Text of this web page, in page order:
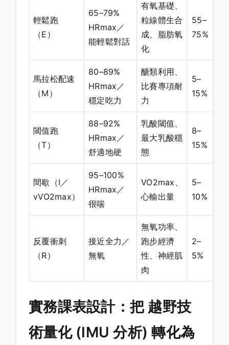
輕鬆跑
（E）
65–79%
HRmax／
能輕鬆對話
有氧基礎、
粒線體生合
成、脂肪氧
化
55–
75%
馬拉松配速
（M）
80–89%
HRmax／
穩定吃力
醣類利用、
比賽專項耐
力
5–
15%
閾值跑
（T）
88–92%
HRmax／
舒適地硬
乳酸閾值、
最大乳酸穩
態
8–
15%
間歇（I／
vVO2max）
95–100%
HRmax／
很喘
VO2max、
心輸出量
5–
10%
反覆衝刺
（R）
接近全力／
無氧
無氧功率、
跑步經濟
性、神經肌
肉
2–
5%
實務課表設計：把 越野技
術量化 (IMU 分析) 轉化為